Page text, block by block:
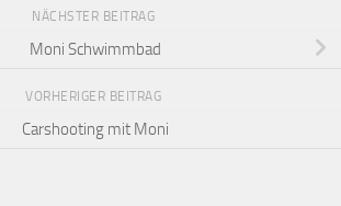
NÄCHSTER BEITRAG
Moni Schwimmbad
VORHERIGER BEITRAG
Carshooting mit Moni